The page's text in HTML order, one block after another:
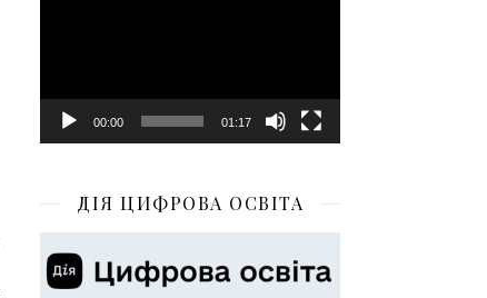
00:00 01:17
ДІЯ ЦИФРОВА ОСВІТА